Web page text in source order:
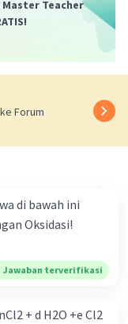
tau jawaban.
dgn konversi
Rebessssss
Teacher
Forum
di bawah ini
Oksidasi!
Jawaban terverifikasi
+ d H2O +e Cl2